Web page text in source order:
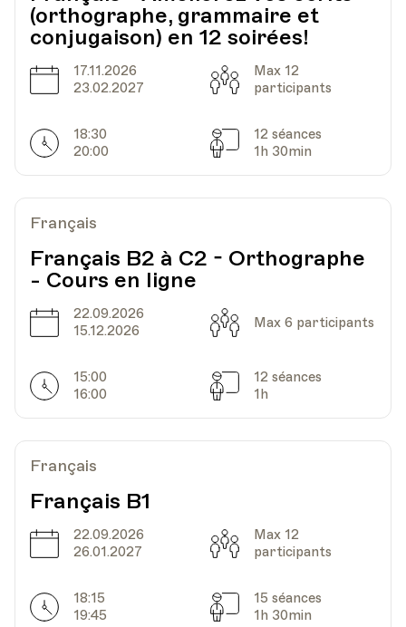
Lieu1005, Lausanne
Av. de Cour 33
Lieu
HEP - Haute Ecole Pédagogique - Salle 723
1005, Lausanne
Av. de Cour 33
Date12.03.2024 Heure
Lieu
HEP - Haute Ecole Pédagogique - Salle 723
1005, Lausanne
Lieu1005, Lausanne
Date
26.03.2024 Heure
18.00
(orthographe, grammaire et
conjugaison) en 12 soirées!
Date
17.11.2026
23.02.2027
Capacité
Max 12
participants
Horarires
18:30
20:00
Séances
12 séances
1h 30min
Français
Français B2 à C2 - Orthographe
- Cours en ligne
Date
22.09.2026
15.12.2026
Capacité
Max 6 participants
Horarires
15:00
16:00
Séances
12 séances
1h
Français
Français B1
Date
22.09.2026
26.01.2027
Capacité
Max 12
participants
Horarires
18:15
19:45
Séances
15 séances
1h 30min